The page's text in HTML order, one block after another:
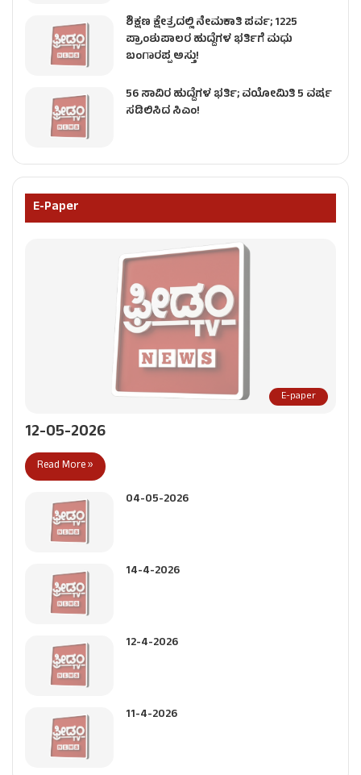
ಶಿಕ್ಷಣ ಕ್ಷೇತ್ರದಲ್ಲಿ ನೇಮಕಾತಿ ಪರ್ವ; 1225
ಪ್ರಾಂಶುಪಾಲರ ಹುದ್ದೆಗಳ ಭರ್ತಿಗೆ ಮಧು
ಬಂಗಾರಪ್ಪ ಅಸ್ತು!
56 ಸಾವಿರ ಹುದ್ದೆಗಳ ಭರ್ತಿ; ವಯೋಮಿತಿ 5 ವರ್ಷ
ಸಡಿಲಿಸಿದ ಸಿಎಂ!
E-Paper
E-paper
12-05-2026
Read More »
04-05-2026
14-4-2026
12-4-2026
11-4-2026